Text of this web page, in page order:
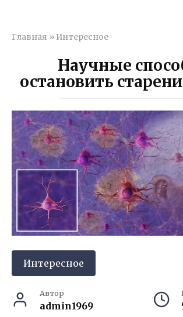
Главная » Интересное
Научные
остановить
Интересное
Автор
admin1969